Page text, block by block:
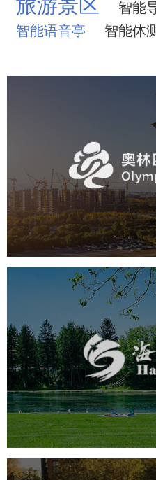
旅游景区 智能
智能语音亭 智能体
奥体
旅游休闲 公园
智慧体育公园
智能
海
旅游休闲 公园 AI人工
智能大数据平台